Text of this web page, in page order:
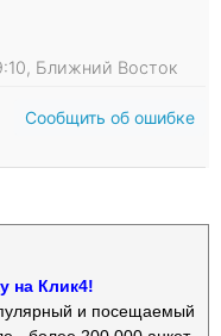
Ближний Восток
Сообщить об ошибке
на Клик4!
и посещаемый